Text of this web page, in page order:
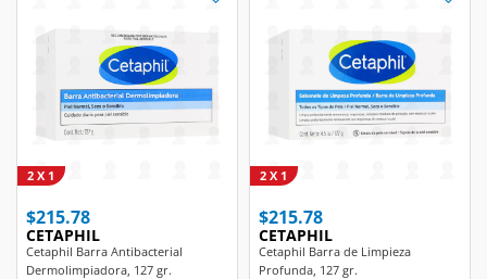
$215.78
CETAPHIL
Cetaphil Barra Antibacterial
Dermolimpiadora, 127 gr.
2 X 1
$215.78
CETAPHIL
Cetaphil Barra de Limpieza
Profunda, 127 gr.
2 X 1